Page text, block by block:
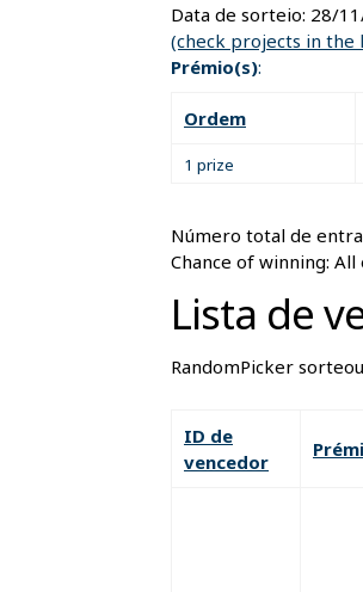
Data de sorteio: 28/
(check projects in the
Prémio(s):
Ordem
1 prize
Número total de
Chance of winning:
Lista de
RandomPicker
ID de
vencedor